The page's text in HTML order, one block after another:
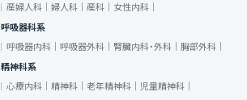
産婦人科｜ 婦人科｜ 産科｜ 女性内科｜
呼吸器科系
呼吸器内科｜ 呼吸器外科｜ 腎臓内科・外科｜ 胸部外科｜
精神科系
心療内科｜ 精神科｜ 老年精神科｜ 児童精神科｜